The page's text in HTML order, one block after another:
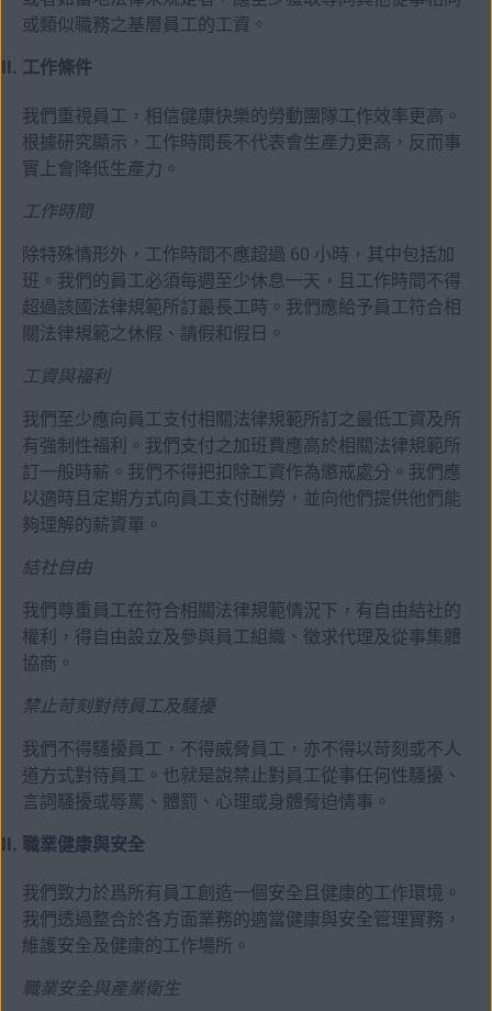
或類似職務之基層員工的工資。
工作條件
我們重視員工，相信健康快樂的勞動團隊工作效率更高。
根據研究顯示，工作時間長不代表會生產力更高，反而事
實上會降低生產力。
工作時間
除特殊情形外，工作時間不應超過 60 小時，其中包括加
班。我們的員工必須每週至少休息一天，且工作時間不得
超過該國法律規範所訂最長工時。我們應給予員工符合相
關法律規範之休假、請假和假日。
工資與福利
我們至少應向員工支付相關法律規範所訂之最低工資及所
有強制性福利。我們支付之加班費應高於相關法律規範所
訂一般時薪。我們不得把扣除工資作為懲戒處分。我們應
以適時且定期方式向員工支付酬勞，並向他們提供他們能
夠理解的薪資單。
結社自由
我們尊重員工在符合相關法律規範情況下，有自由結社的
權利，得自由設立及參與員工組織、徵求代理及從事集體
協商。
禁止苛刻對待員工及騷擾
我們不得騷擾員工，不得威脅員工，亦不得以苛刻或不人
道方式對待員工。也就是說禁止對員工從事任何性騷擾、
言詞騷擾或辱罵、體罰、心理或身體脅迫情事。
職業健康與安全
我們致力於爲所有員工創造一個安全且健康的工作環境。
我們透過整合於各方面業務的適當健康與安全管理實務，
維護安全及健康的工作場所。
職業安全與產業衛生